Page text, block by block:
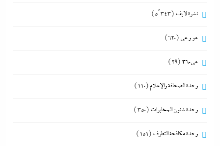
نشرة لايف (5٬343)
هو و هي (620)
هى360 (29)
وحدة الصحافة والإعلام(110)
وحدة شئون المخابرات (350)
وحدة مكافحة التطرف (151)